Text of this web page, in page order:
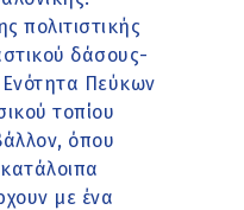
πολιτιστικής
δάσους-
Ενότητα Πεύκων
τοπίου
όπου
με ένα